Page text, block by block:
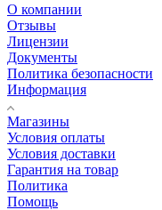
О компании
Отзывы
Лицензии
Документы
Политика безопасности
Информация
Магазины
Условия оплаты
Условия доставки
Гарантия на товар
Политика
Помощь